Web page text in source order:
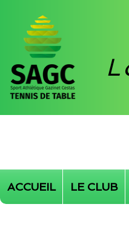
ACCUEIL LE CLUB